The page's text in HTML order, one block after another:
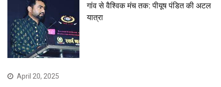
गांव से वैश्विक मंच तक: पीयूष पंडित की अटल
यात्रा
April 20, 2025